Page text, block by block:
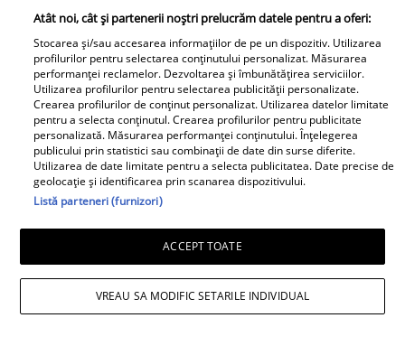
Mesaj emoționant pentru Denisa
Atât noi, cât și partenerii noștri prelucrăm datele pentru a oferi:
Stocarea și/sau accesarea informațiilor de pe un dispozitiv. Utilizarea
profilurilor pentru selectarea conținutului personalizat. Măsurarea
performanței reclamelor. Dezvoltarea și îmbunătățirea serviciilor.
Utilizarea profilurilor pentru selectarea publicității personalizate.
Crearea profilurilor de conținut personalizat. Utilizarea datelor limitate
pentru a selecta conținutul. Crearea profilurilor pentru publicitate
personalizată. Măsurarea performanței conținutului. Înțelegerea
publicului prin statistici sau combinații de date din surse diferite.
Utilizarea de date limitate pentru a selecta publicitatea. Date precise de
geolocație și identificarea prin scanarea dispozitivului.
Listă parteneri (furnizori)
ACCEPT TOATE
VREAU SA MODIFIC SETARILE INDIVIDUAL